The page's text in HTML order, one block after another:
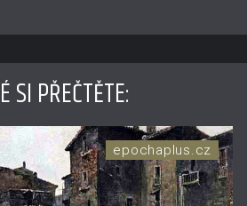
SI PŘEČTĚTE:
epochaplus.cz